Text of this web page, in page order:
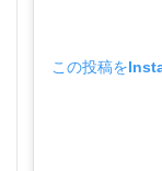
この投稿を